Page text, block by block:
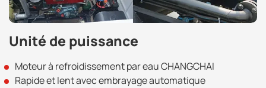
Unité de puissance
Moteur à refroidissement par eau CHANGCHAI
Rapide et lent avec embrayage automatique